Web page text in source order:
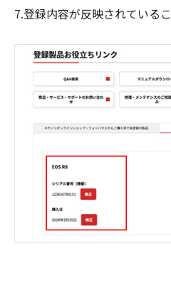
7.登録内容が反映されている